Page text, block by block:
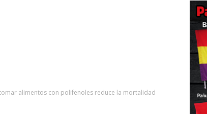
alimentos con polifenoles reduce la mortalidad